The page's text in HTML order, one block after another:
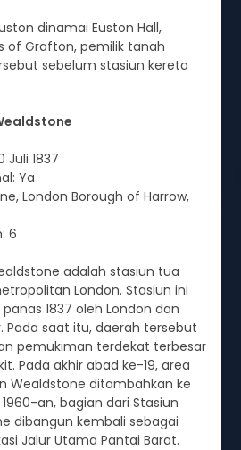
dinamai Euston Hall,
of Grafton, pemilik tanah
sebelum stasiun kereta
Juli 1837
Ya
London Borough of Harrow,
6
adalah stasiun tua
London. Stasiun ini
1837 oleh London dan
Pada saat itu, daerah tersebut
pemukiman terdekat terbesar
Pada akhir abad ke-19, area
Wealdstone ditambahkan ke
an, bagian dari Stasiun
dibangun kembali sebagai
Jalur Utama Pantai Barat.